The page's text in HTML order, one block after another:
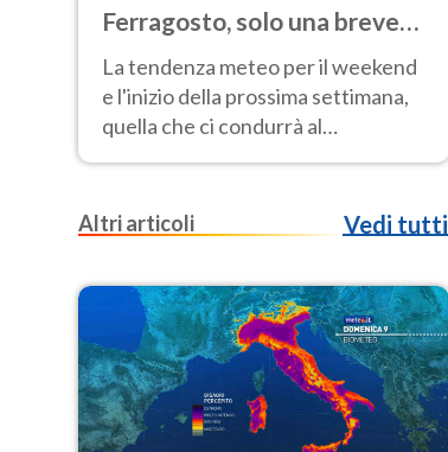
Ferragosto, solo una breve
pausa. Ecco dove
La tendenza meteo per il weekend
e l'inizio della prossima settimana,
quella che ci condurrà al
Ferragosto, vede ancora
Altri articoli
Vedi tutti